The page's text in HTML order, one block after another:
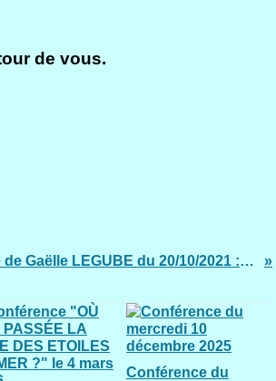
de vous.
Vidéo de la conférence de Gaëlle LEGUBE du 20/10/2021 : cassures de l'ADN dans la lutte contre le cancer
Conférence du